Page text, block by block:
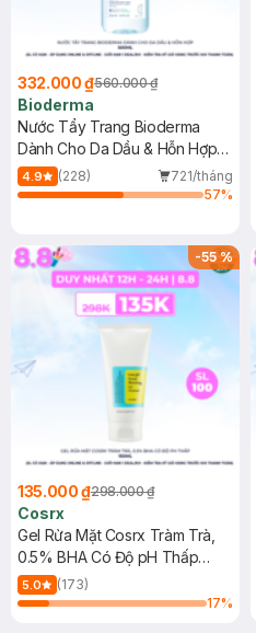
332.000 ₫560.000 ₫
Bioderma
Nước Tẩy Trang Bioderma
Dành Cho Da Dầu & Hỗn Hợp
500ml
4.9 (228)
721/tháng
57%
-55%
135.000 ₫298.000 ₫
Cosrx
Gel Rửa Mặt Cosrx Tràm Trà,
0.5% BHA Có Độ pH Thấp
150ml
5.0
(173)
17%